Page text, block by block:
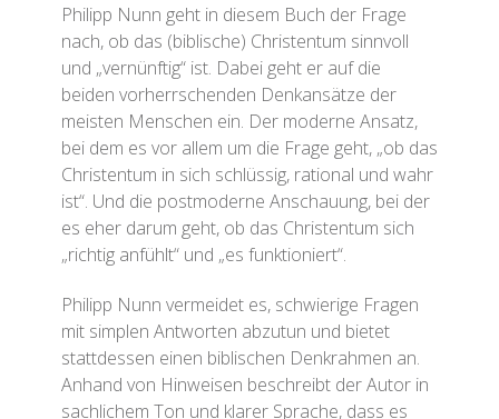
Philipp Nunn geht in diesem Buch der Frage
nach, ob das (biblische) Christentum sinnvoll
und „vernünftig“ ist. Dabei geht er auf die
beiden vorherrschenden Denkansätze der
meisten Menschen ein. Der moderne Ansatz,
bei dem es vor allem um die Frage geht, „ob das
Christentum in sich schlüssig, rational und wahr
ist“. Und die postmoderne Anschauung, bei der
es eher darum geht, ob das Christentum sich
„richtig anfühlt“ und „es funktioniert“.
Philipp Nunn vermeidet es, schwierige Fragen
mit simplen Antworten abzutun und bietet
stattdessen einen biblischen Denkrahmen an.
Anhand von Hinweisen beschreibt der Autor in
sachlichem Ton und klarer Sprache, dass es